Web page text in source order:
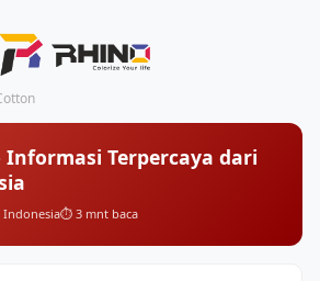
Informasi Terpercaya dari
Indonesia⏱️ 3 mnt baca